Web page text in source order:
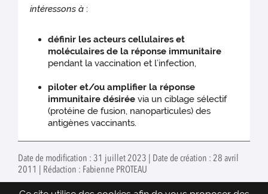
intéressons à :
définir les acteurs cellulaires et
moléculaires de la réponse immunitaire
pendant la vaccination et l’infection,
piloter et/ou amplifier la réponse
immunitaire désirée via un ciblage sélectif
(protéine de fusion, nanoparticules) des
antigènes vaccinants.
Date de modification : 31 juillet 2023 | Date de création : 28 avril
2011 | Rédaction : Fabienne PROTEAU